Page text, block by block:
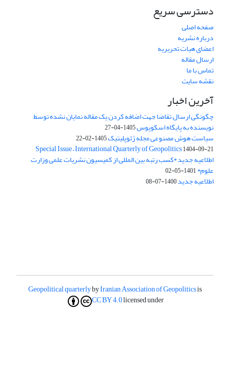
دسترسی سریع
صفحه اصلی
درباره نشریه
اعضای هیات تحریریه
ارسال مقاله
تماس با ما
نقشه سایت
آخرین اخبار
چگونگی ارسال تقاضا جهت اضافه کردن یک مقاله نمایان نشده توسط
نویسنده به پایگاه اسکوپوس1405-04-27
سیاست هوش مصنوعی مجله ژئوپلیتیک1405-02-22
Special Issue – International Quarterly of Geopolitics1404-09-21
اطلاعیه جدید *کسب رتبه بین المللی از کمیسیون نشریات علمی وزارت
علوم*1401-05-02
اطلاعیه جدید1400-07-08
Geopolitical quarterlybyIranian Association of Geopoliticsis
licensed under
CC BY 4.0